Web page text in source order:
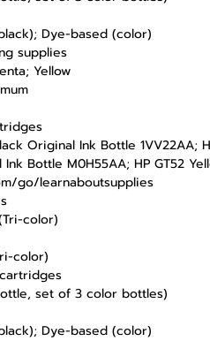
Dye-based (color)
supplies
Yellow
Original Ink Bottle 1VV22AA;
Bottle M0H55AA; HP GT52
go/learnaboutsupplies
color)
color)
set of 3 color bottles)
Dye-based (color)